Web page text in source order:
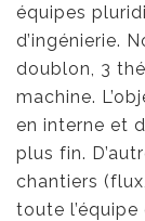
équipes
d’ingénierie.
doublon, 3
machine.
en interne et
plus fin.
chantiers
toute